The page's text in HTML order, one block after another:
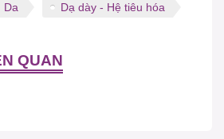
Da Dạ dày - Hệ tiêu hóa
QUAN